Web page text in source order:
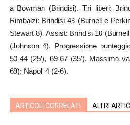
a Bowman (Brindisi). Tiri liberi:
Rimbalzi: Brindisi 43 (Burnell e
Stewart 8). Assist: Brindisi 10
(Johnson 4). Progressione
50-44 (25’), 69-67 (35’). Massimo
69); Napoli 4 (2-6).
ARTICOLI CORRELATI ALTRI